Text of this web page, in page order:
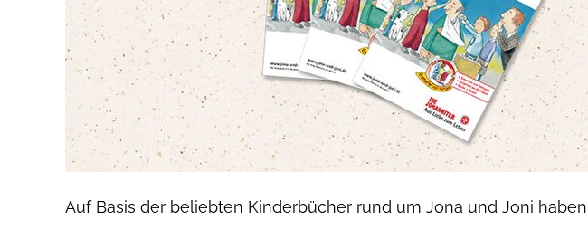
Auf Basis der beliebten Kinderbücher rund um Jona und Joni